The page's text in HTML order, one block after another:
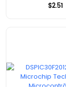
$2.51